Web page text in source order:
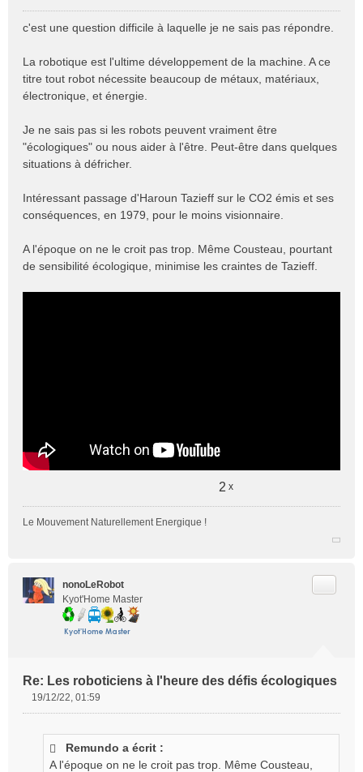
s
a
g
e
n
l
u
c'est une question difficile à laquelle je ne sais pas répondre.
La robotique est l'ultime développement de la machine. A ce
titre tout robot nécessite beaucoup de métaux, matériaux,
électronique, et énergie.
Je ne sais pas si les robots peuvent vraiment être
"écologiques" ou nous aider à l'être. Peut-être dans quelques
situations à défricher.
Intéressant passage d'Haroun Tazieff sur le CO2 émis et ses
conséquences, en 1979, pour le moins visionnaire.
A l'époque on ne le croit pas trop. Même Cousteau, pourtant
de sensibilité écologique, minimise les craintes de Tazieff.
2 x
Le Mouvement Naturellement Energique !
nonoLeRobot
Kyot'Home Master
Re: Les roboticiens à l'heure des défis écologiques
19/12/22, 01:59
Remundo a écrit :
A l'époque on ne le croit pas trop. Même Cousteau,